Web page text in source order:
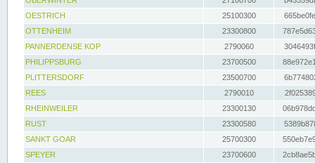
OESTRICH
25100300
OTTENHEIM
23300800
PANNERDENSE KOP
2790060
PHILIPPSBURG
23700500
PLITTERSDORF
23500700
REES
2790010
RHEINWEILER
23300130
RUST
23300580
SANKT GOAR
25700300
SPEYER
23700600